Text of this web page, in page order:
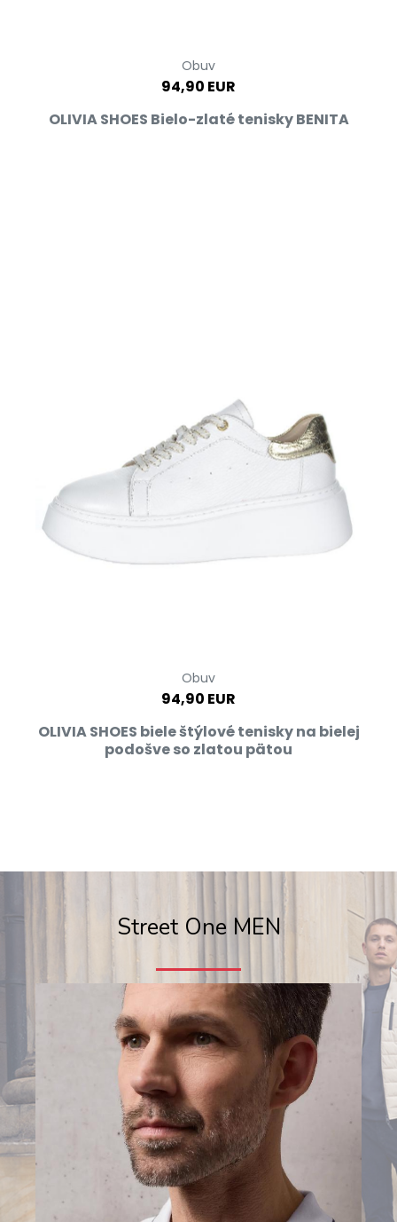
Obuv
94,90 EUR
OLIVIA SHOES Bielo-zlaté tenisky BENITA
Obuv
94,90 EUR
OLIVIA SHOES biele štýlové tenisky na bielej
podošve so zlatou pätou
Street One MEN